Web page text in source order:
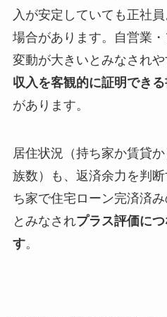
入が安定していても正社
場合があります。自営業
変動が大きいとみなされや
収入を客観的に証明でき
があります。
居住状況（持ち家か賃貸
族数）も、返済余力を判
ち家で住宅ローン完済済
とみなされプラス評価に
す。